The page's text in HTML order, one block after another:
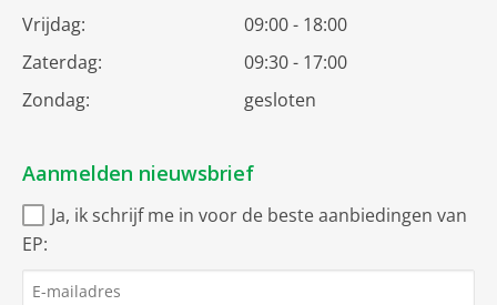
Vrijdag:
09:00 - 18:00
Zaterdag:
09:30 - 17:00
Zondag:
gesloten
Aanmelden nieuwsbrief
Ja, ik schrijf me in voor de beste aanbiedingen van
EP: